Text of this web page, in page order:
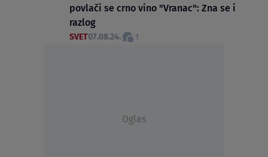
povlači se crno vino "Vranac": Zna se i
razlog
SVET07.08.24. 1
Oglas